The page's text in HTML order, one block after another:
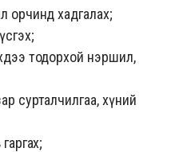
орчинд хадгалах;
тодорхой нэршил,
сурталчилгаа, хүний